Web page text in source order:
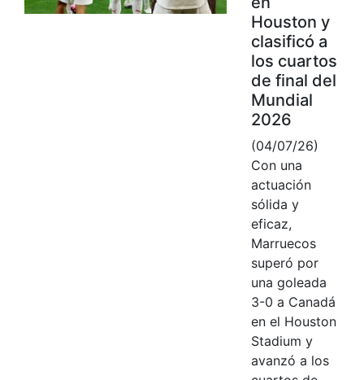
Houston y
clasificó a
los cuartos
de final del
Mundial
2026
(04/07/26)
Con una
actuación
sólida y
eficaz,
Marruecos
superó por
una goleada
3-0 a Canadá
en el Houston
Stadium y
avanzó a los